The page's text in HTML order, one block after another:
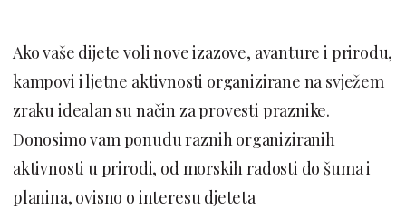
Ako vaše dijete voli nove izazove, avanture i prirodu,
kampovi i ljetne aktivnosti organizirane na svježem
zraku idealan su način za provesti praznike.
Donosimo vam ponudu raznih organiziranih
aktivnosti u prirodi, od morskih radosti do šuma i
planina, ovisno o interesu djeteta